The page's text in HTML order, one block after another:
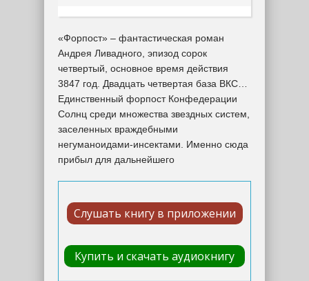
«Форпост» – фантастическая роман
Андрея Ливадного, эпизод сорок
четвертый, основное время действия
3847 год. Двадцать четвертая база ВКС…
Единственный форпост Конфедерации
Солнц среди множества звездных систем,
заселенных враждебными
негуманоидами-инсектами. Именно сюда
прибыл для дальнейшего
Слушать книгу в приложении
Купить и скачать аудиокнигу